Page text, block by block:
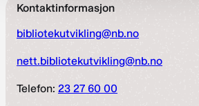
Kontaktinformasjon
bibliotekutvikling@nb.no
nett.bibliotekutvikling@nb.no
Telefon: 23 27 60 00